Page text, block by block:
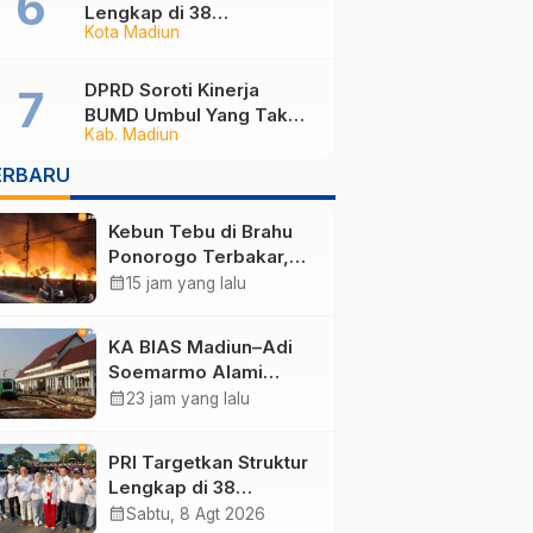
Kota Madiun
Lengkap di 38
Kabupaten/Kota Jatim
Pemilu 2029
Kab. Madiun
DPRD Soroti Kinerja
BUMD Umbul Yang Tak
Maksimal, Dinilai Belum
Kebun Tebu di Brahu
Ponorogo Terbakar,
Puluhan Hektare
calendar_month15 jam yang lalu
KA BIAS Madiun–Adi
Soemarmo Alami
Gangguan, 5 KA Ikut
calendar_month23 jam yang lalu
PRI Targetkan Struktur
Lengkap di 38
Kabupaten/Kota Jatim
calendar_monthSabtu, 8 Agt 2026